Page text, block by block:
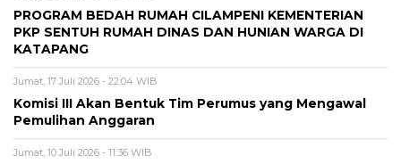
PROGRAM BEDAH RUMAH CILAMPENI KEMENTERIAN
PKP SENTUH RUMAH DINAS DAN HUNIAN WARGA DI
KATAPANG
Jumat, 17 Juli 2026 - 22:04 WIB
Komisi III Akan Bentuk Tim Perumus yang Mengawal
Pemulihan Anggaran
Jumat, 10 Juli 2026 - 11:36 WIB